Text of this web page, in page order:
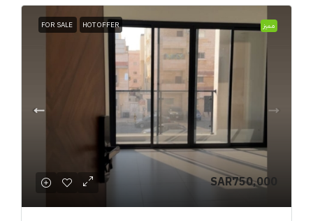
مميز FOR SALE HOT OFFER
SAR750,000